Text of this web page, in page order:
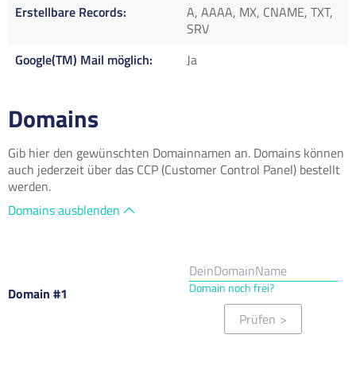
Erstellbare Records
A, AAAA, MX, CNAME, TXT,
SRV
Google(TM) Mail möglich
Ja
Domains
Gib hier den gewünschten Domainnamen an. Domains können
auch jederzeit über das CCP (Customer Control Panel) bestellt
werden.
Domains ausblenden
Domain #1 Domain noch frei?
Prüfen >